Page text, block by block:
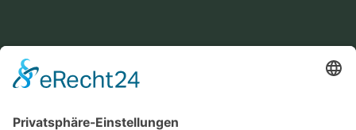
KONTAKT
+49 7422 240693